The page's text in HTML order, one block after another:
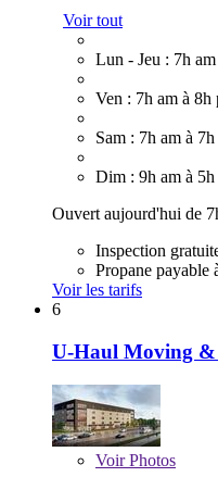
Voir tout
Lun - Jeu : 7h
Ven : 7h am à 8h
Sam : 7h am à
Dim : 9h am à 5h
Ouvert aujourd'hui de
Inspection
Propane payable
Voir les tarifs
6
U-Haul Moving &
VoirPhotos